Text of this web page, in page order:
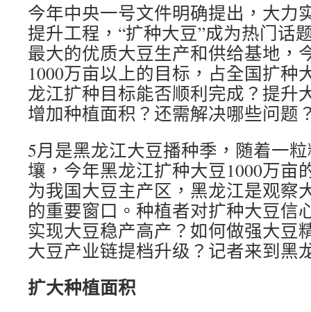
今年中央一号文件明确提出，大力
提升工程，“扩种大豆”成为热门话
最大的优质大豆生产和供给基地，
1000万亩以上的目标，占全国扩种
龙江扩种目标能否顺利完成？提升
增加种植面积？还需解决哪些问题
5月是黑龙江大豆播种季，随着一
壤，今年黑龙江扩种大豆1000万亩
为我国大豆主产区，黑龙江是观察
的重要窗口。种植者对扩种大豆信
实现大豆稳产高产？如何做强大豆
大豆产业链提档升级？记者来到黑
扩大种植面积